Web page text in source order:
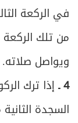
في الركعة
من تلك الركعة
ويواصل صلاته.
4 ـ إذا ترك
السجدة